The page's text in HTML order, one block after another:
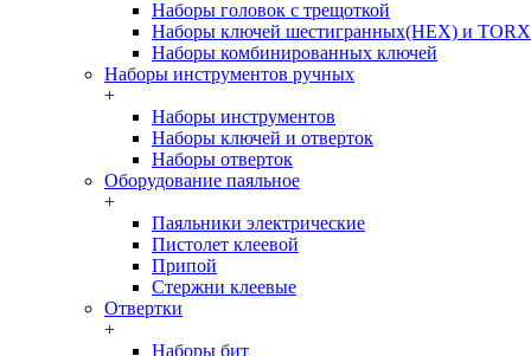
Наборы головок c трещоткой
Наборы ключей шестигранных(HEX) и TORX
Наборы комбинированных ключей
Наборы инструментов ручных
+
Наборы инструментов
Наборы ключей и отверток
Наборы отверток
Оборудование паяльное
+
Паяльники электрические
Пистолет клеевой
Припой
Стержни клеевые
Отвертки
+
Наборы бит